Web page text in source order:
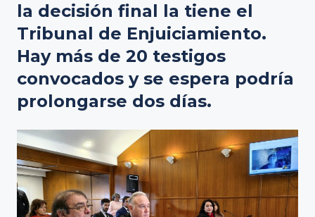
la decisión final la tiene el
Tribunal de Enjuiciamiento.
Hay más de 20 testigos
convocados y se espera podría
prolongarse dos días.